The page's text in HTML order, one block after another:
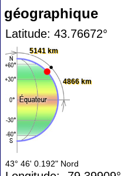
géographique
Latitude: 43.76672°
5141 km
4866 km
43° 46' 0.192" Nord